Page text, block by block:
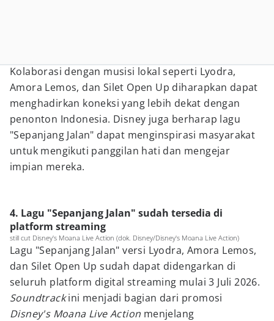
Kolaborasi dengan musisi lokal seperti Lyodra,
Amora Lemos, dan Silet Open Up diharapkan dapat
menghadirkan koneksi yang lebih dekat dengan
penonton Indonesia. Disney juga berharap lagu
"Sepanjang Jalan" dapat menginspirasi masyarakat
untuk mengikuti panggilan hati dan mengejar
impian mereka.
4. Lagu "Sepanjang Jalan" sudah tersedia di
platform streaming
still cut Disney's Moana Live Action (dok. Disney/Disney's Moana Live Action)
Lagu "Sepanjang Jalan" versi Lyodra, Amora Lemos,
dan Silet Open Up sudah dapat didengarkan di
seluruh platform digital streaming mulai 3 Juli 2026.
Soundtrackini menjadi bagian dari promosi
Disney's Moana Live Action menjelang